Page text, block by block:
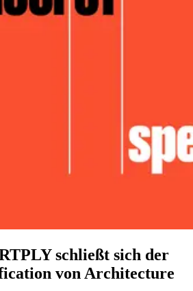
schließt sich der
von Architecture